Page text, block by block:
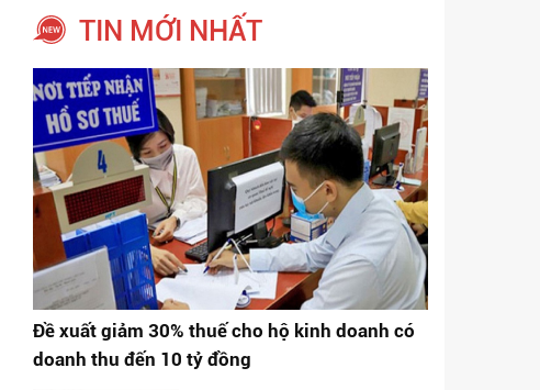
TIN MỚI NHẤT
Đề xuất giảm 30% thuế cho hộ kinh doanh có
doanh thu đến 10 tỷ đồng